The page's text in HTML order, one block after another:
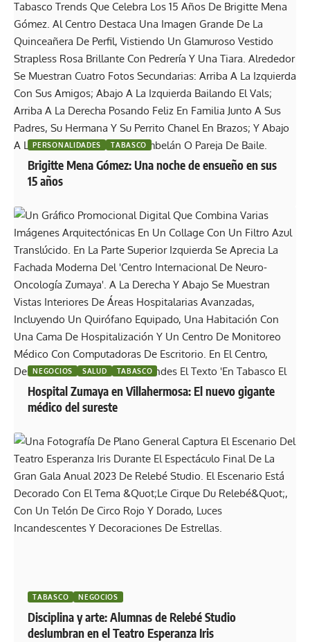
PERSONALIDADES TABASCO
Brigitte Mena Gómez: Una noche de ensueño en sus
15 años
NEGOCIOS SALUD TABASCO
Hospital Zumaya en Villahermosa: El nuevo gigante
médico del sureste
TABASCO NEGOCIOS
Disciplina y arte: Alumnas de Relebé Studio
deslumbran en el Teatro Esperanza Iris